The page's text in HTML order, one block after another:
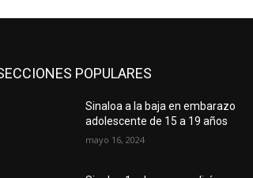
POPULARES
Sinaloa a la baja en embarazo
adolescente de 15 a 19 años
mayo 16, 2024